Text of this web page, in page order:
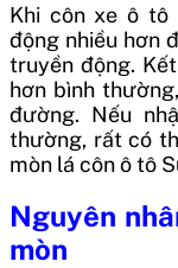
Khi côn xe ô tô
động nhiều hơn
truyền động.
hơn bình
đường. Nếu
thường, rất có
mòn lá côn ô tô
Nguyên
mòn